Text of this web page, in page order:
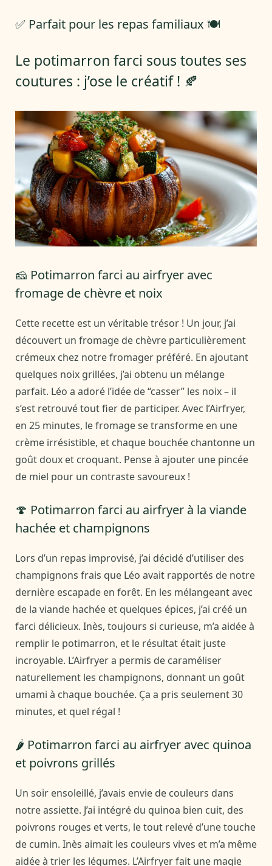
✅ Parfait pour les repas familiaux 🍽️
Le potimarron farci sous toutes ses
coutures : j’ose le créatif ! 🍂
🧀 Potimarron farci au airfryer avec
fromage de chèvre et noix
Cette recette est un véritable trésor ! Un jour, j’ai
découvert un fromage de chèvre particulièrement
crémeux chez notre fromager préféré. En ajoutant
quelques noix grillées, j’ai obtenu un mélange
parfait. Léo a adoré l’idée de “casser” les noix – il
s’est retrouvé tout fier de participer. Avec l’Airfryer,
en 25 minutes, le fromage se transforme en une
crème irrésistible, et chaque bouchée chantonne un
goût doux et croquant. Pense à ajouter une pincée
de miel pour un contraste savoureux !
🍄 Potimarron farci au airfryer à la viande
hachée et champignons
Lors d’un repas improvisé, j’ai décidé d’utiliser des
champignons frais que Léo avait rapportés de notre
dernière escapade en forêt. En les mélangeant avec
de la viande hachée et quelques épices, j’ai créé un
farci délicieux. Inès, toujours si curieuse, m’a aidée à
remplir le potimarron, et le résultat était juste
incroyable. L’Airfryer a permis de caraméliser
naturellement les champignons, donnant un goût
umami à chaque bouchée. Ça a pris seulement 30
minutes, et quel régal !
🌶️ Potimarron farci au airfryer avec quinoa
et poivrons grillés
Un soir ensoleillé, j’avais envie de couleurs dans
notre assiette. J’ai intégré du quinoa bien cuit, des
poivrons rouges et verts, le tout relevé d’une touche
de cumin. Inès aimait les couleurs vives et m’a même
aidée à trier les légumes. L’Airfryer fait une magie